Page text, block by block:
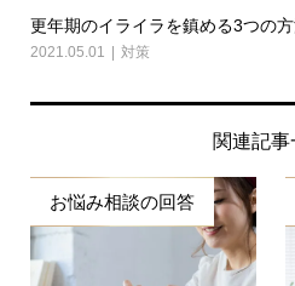
更年期のイライラを鎮める3つの
2021.05.01 対策
関連記事
お悩み相談の回答